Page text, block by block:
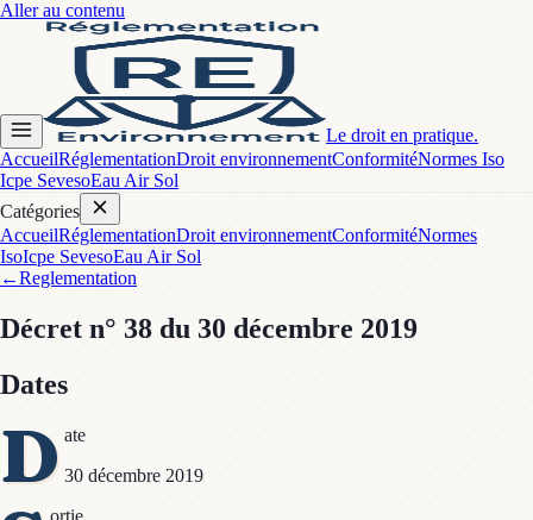
Aller au contenu
Le droit en pratique.
AccueilRéglementationDroit environnementConformitéNormes Iso
Icpe SevesoEau Air Sol
Catégories
AccueilRéglementationDroit environnementConformitéNormes
IsoIcpe SevesoEau Air Sol
←Reglementation
Décret n° 38 du 30 décembre 2019
Dates
D ate
30 décembre 2019
ortie